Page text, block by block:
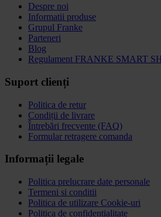
Despre noi
Informatii produse
Grupul Franke
Parteneri
Blog
Regulament FRANKE SMART
Suport clienți
Politica de retur
Condiții de livrare
Întrebări frecvente (FAQ)
Formular retragere comanda
Informații legale
Politica prelucrare date personale
Termeni si conditii
Politica de utilizare Cookie-uri
Politica de confidențialitate